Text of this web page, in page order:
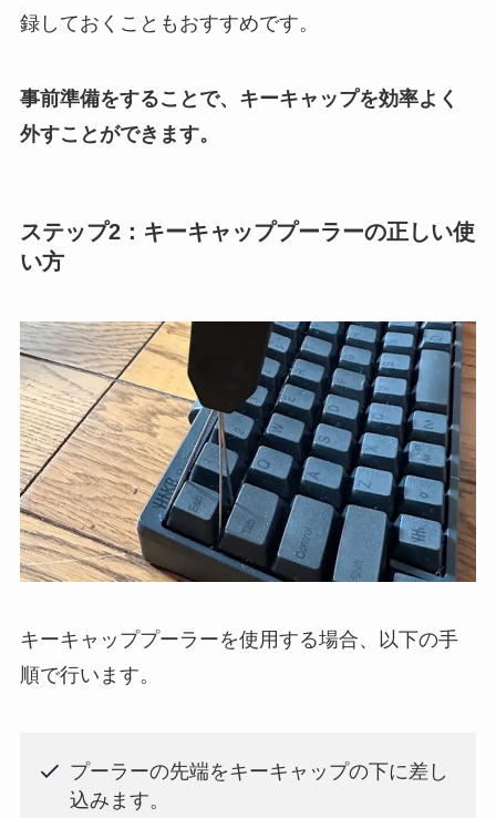
録しておくこともおすすめです。
事前準備をすることで、キーキャップを効率よく
外すことができます。
ステップ2：キーキャッププーラーの正しい使
い方
キーキャッププーラーを使用する場合、以下の手
順で行います。
プーラーの先端をキーキャップの下に差し
込みます。